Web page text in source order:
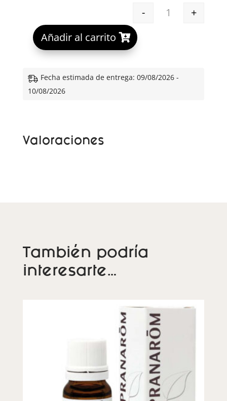
VITACEUTICS
-
+
Añadir al carrito
A
e
Fecha estimada de entrega: 09/08/2026 -
10/08/2026
Valoraciones
También podría
interesarte…